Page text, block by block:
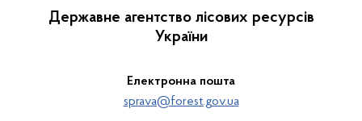
Державне агентство лісових ресурсів
України
Електронна пошта
sprava@forest.gov.ua